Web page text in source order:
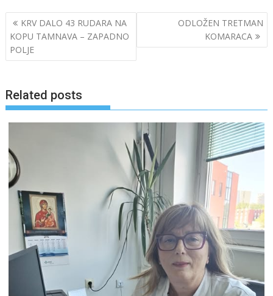
Post
navigation
KRV DALO 43 RUDARA NA
KOPU TAMNAVA – ZAPADNO
POLJE
ODLOŽEN TRETMAN
KOMARACA
Related posts